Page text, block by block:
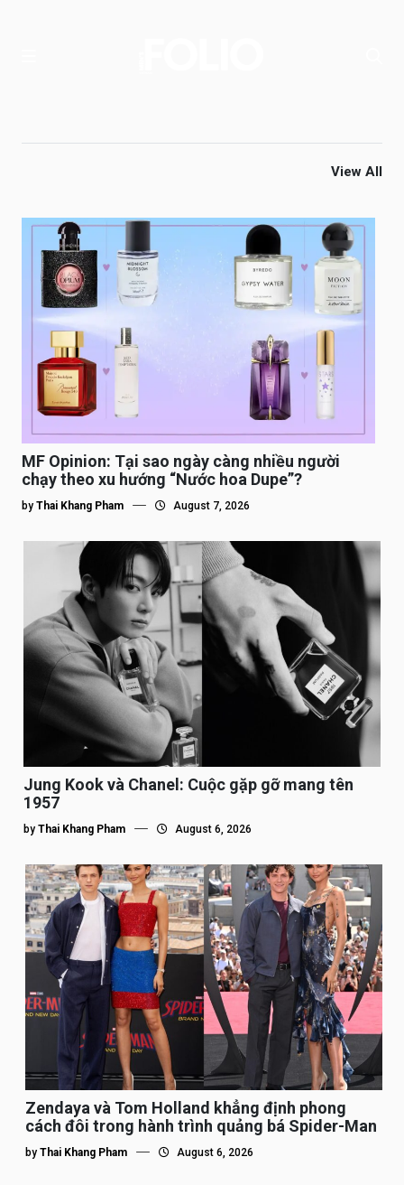
View All
MF Opinion: Tại sao ngày càng nhiều người
chạy theo xu hướng “Nước hoa Dupe”?
by Thai Khang Pham August 7, 2026
Jung Kook và Chanel: Cuộc gặp gỡ mang tên
1957
by Thai Khang Pham August 6, 2026
Zendaya và Tom Holland khẳng định phong
cách đôi trong hành trình quảng bá Spider-Man
by Thai Khang Pham August 6, 2026